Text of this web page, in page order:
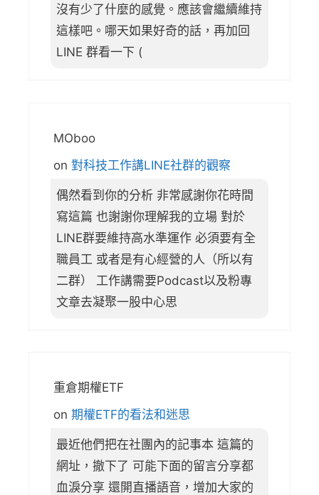
沒有少了什麼的感覺。應該會繼續維持
這樣吧。哪天如果好奇的話，再加回
LINE 群看一下 (
MOboo
on 對科技工作講LINE社群的觀察
偶然看到你的分析 非常感謝你花時間
寫這篇 也謝謝你理解我的立場 對於
LINE群要維持高水準運作 必須要有全
職員工 或者是有心經營的人（所以有
二群） 工作講需要Podcast以及粉專
文章去凝聚一股中心思
重倉期權ETF
on 期權ETF的看法和迷思
最近他們把在社團內的記事本 這篇的
網址，撤下了 可能下面的留言分享都
血淚分享 還開直播語音，增加大家的